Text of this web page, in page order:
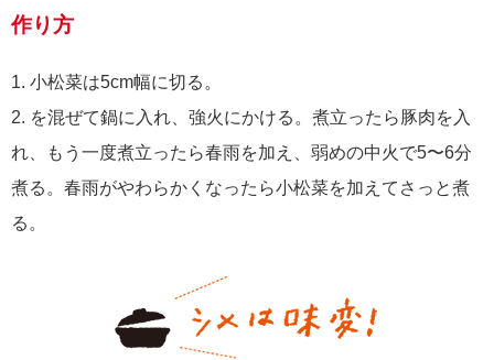
作り方
1. 小松菜は5cm幅に切る。
2. を混ぜて鍋に入れ、強火にかける。煮立ったら豚肉を入
れ、もう一度煮立ったら春雨を加え、弱めの中火で5〜6分
煮る。春雨がやわらかくなったら小松菜を加えてさっと煮
る。